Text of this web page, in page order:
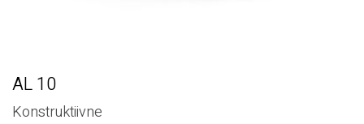
AL 10
Konstruktiivne